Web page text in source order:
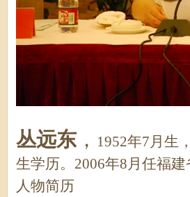
丛远东 ， 1952年7月生，
生学历。2006年8月任福
人物简历